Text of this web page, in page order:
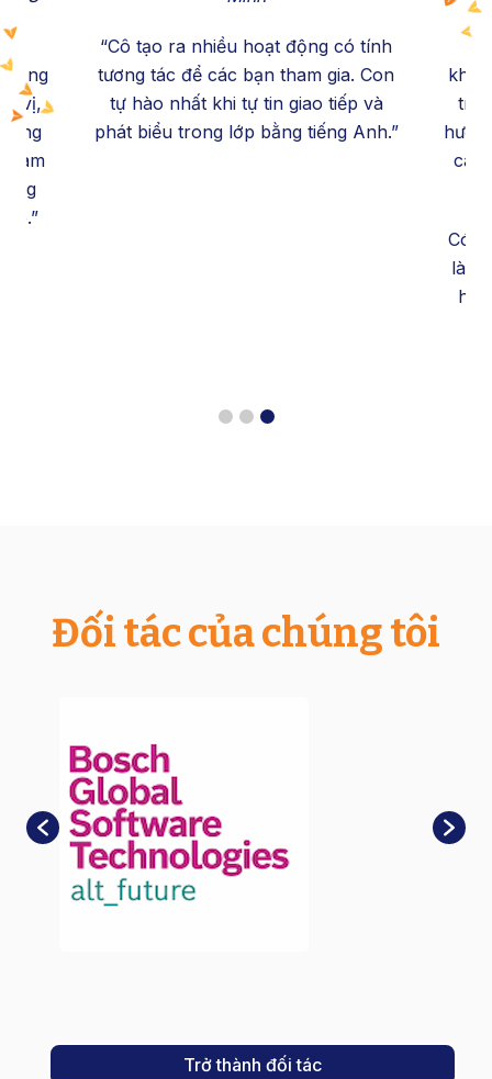
vị,
làm
“Cô tạo ra nhiều hoạt động có tính
tương tác để các bạn tham gia. Con
tự hào nhất khi tự tin giao tiếp và
phát biểu trong lớp bằng tiếng Anh.”
các
Có
là đi
Đối tác của chúng tôi
Trở thành đối tác